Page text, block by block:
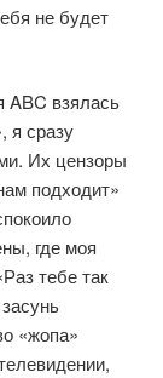
не будет
ABC взялась
я сразу
Их цензоры
подходит»
где моя
тебе так
«жопа»